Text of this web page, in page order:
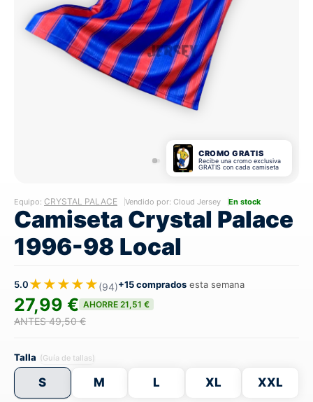
CROMO GRATIS
Recibe una cromo exclusiva
GRATIS con cada camiseta
Equipo: CRYSTAL PALACE Vendido por: Cloud Jersey En stock
Camiseta Crystal Palace
1996-98 Local
5.0★★★★★(94)+15 comprados esta semana
27,99 € AHORRE 21,51 €
ANTES 49,50 €
Talla (Guía de tallas)
S M L XL XXL